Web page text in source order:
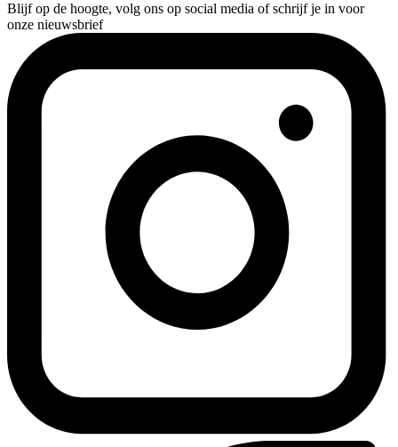
Blijf op de hoogte, volg ons op social media of schrijf je in voor
onze nieuwsbrief